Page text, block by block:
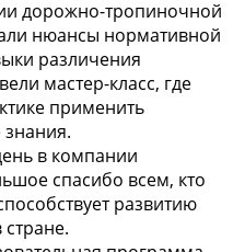
дорожно-тропиночной
нюансы нормативной
различения
мастер-класс, где
применить
в компании
спасибо всем, кто
развитию
стране.